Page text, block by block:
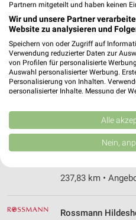
Rossmann
Galgenbergblick 5
31135 Hildesheim
Heute 08:00 -
236,75 km •
Rossmann
Bahnhofsplatz 1
31134 Hildesheim
237,83 km •
Rossmann
Partnern mitgeteilt und haben keinen
Wir und unsere Partner
Website zu analysieren und
Speichern von oder Zugriff auf
Verwendung reduzierter Daten zur
von Profilen für personalisierte
Auswahl personalisierter Werbung.
Personalisierung von Inhalten.
personalisierter Inhalte. Messung der
Kombinationen von Daten aus
Verbesserung der Angebote.
von Inhalten.
Daten können außerhalb der
USA gesendet werden.
Website/App.
Partnerliste anzeigen (1 IAB-
IAB-Verarbeitungszwecke:
Alle
Nein,